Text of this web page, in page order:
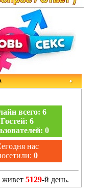
всего: 6
Гостей: 6
0
нас
0
живет 5129-й день.